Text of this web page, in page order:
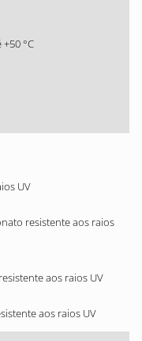
+50 °C
UV
resistente aos raios
aos raios UV
aos raios UV